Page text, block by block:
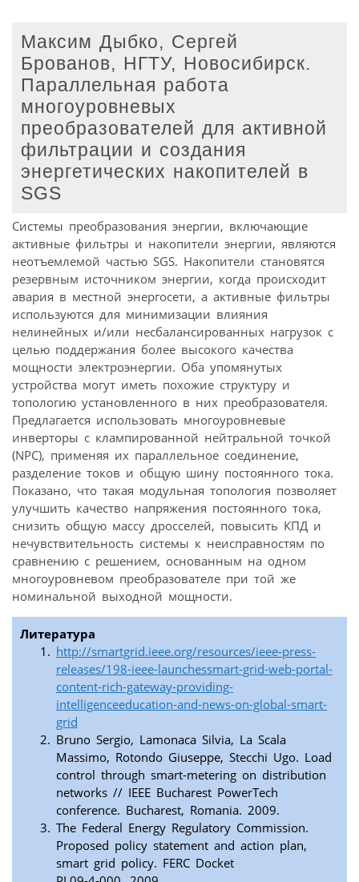
Максим Дыбко, Сергей
Брованов, НГТУ, Новосибирск.
Параллельная работа
многоуровневых
преобразователей для активной
фильтрации и создания
энергетических накопителей в
SGS
Системы преобразования энергии, включающие
активные фильтры и накопители энергии, являются
неотъемлемой частью SGS. Накопители становятся
резервным источником энергии, когда происходит
авария в местной энергосети, а активные фильтры
используются для минимизации влияния
нелинейных и/или несбалансированных нагрузок с
целью поддержания более высокого качества
мощности электроэнергии. Оба упомянутых
устройства могут иметь похожие структуру и
топологию установленного в них преобразователя.
Предлагается использовать многоуровневые
инверторы с клампированной нейтральной точкой
(NPC), применяя их параллельное соединение,
разделение токов и общую шину постоянного тока.
Показано, что такая модульная топология позволяет
улучшить качество напряжения постоянного тока,
снизить общую массу дросселей, повысить КПД и
нечувствительность системы к неисправностям по
сравнению с решением, основанным на одном
многоуровневом преобразователе при той же
номинальной выходной мощности.
Литература
http://smartgrid.ieee.org/resources/ieee-press-
releases/198-ieee-launchessmart-grid-web-portal-
content-rich-gateway-providing-
intelligenceeducation-and-news-on-global-smart-
grid
Bruno Sergio, Lamonaca Silvia, La Scala
Massimo, Rotondo Giuseppe, Stecchi Ugo. Load
control through smart-metering on distribution
networks // IEEE Bucharest PowerTech
conference. Bucharest, Romania. 2009.
The Federal Energy Regulatory Commission.
Proposed policy statement and action plan,
smart grid policy. FERC Docket